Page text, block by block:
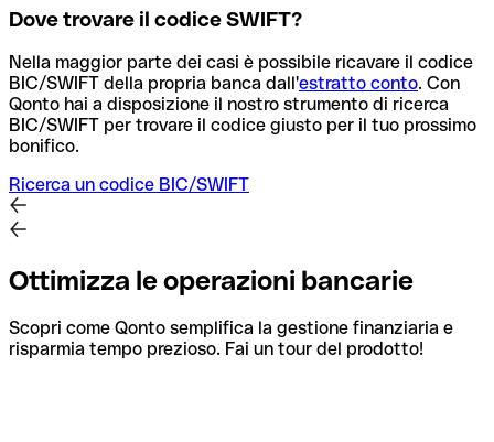
Dove trovare il codice SWIFT?
Nella maggior parte dei casi è possibile ricavare il codice
BIC/SWIFT della propria banca dall'estratto conto. Con
Qonto hai a disposizione il nostro strumento di ricerca
BIC/SWIFT per trovare il codice giusto per il tuo prossimo
bonifico.
Ricerca un codice BIC/SWIFT
Ottimizza le operazioni bancarie
Scopri come Qonto semplifica la gestione finanziaria e
risparmia tempo prezioso. Fai un tour del prodotto!